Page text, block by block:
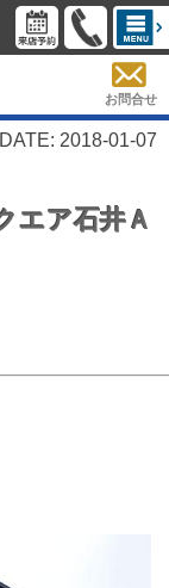
お問合せ
DATE: 2018-01-07
エア石井Ａ